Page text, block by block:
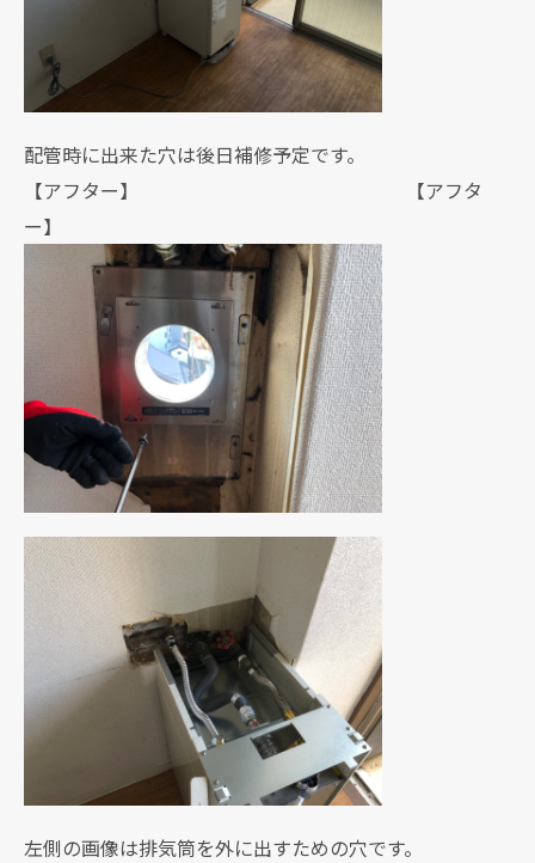
配管時に出来た穴は後日補修予定です。
【アフター】 【アフタ
ー】
左側の画像は排気筒を外に出すための穴です。